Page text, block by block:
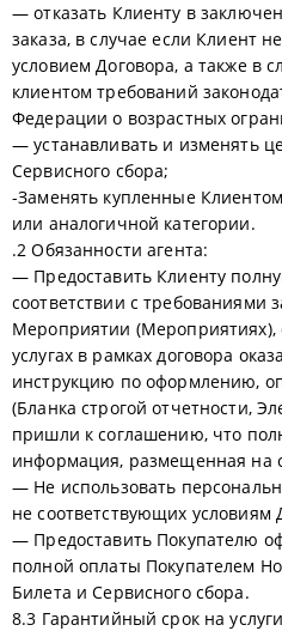
— отказать Клиенту в
заказа, в случае если Клиент
условием Договора, а также в
клиентом требований
Федерации о возрастных
— устанавливать и изменять
Сервисного сбора;
-Заменять купленные
или аналогичной категории.
.2 Обязанности агента:
— Предоставить Клиенту
соответствии с требованиями
Мероприятии (Мероприятиях),
услугах в рамках договора
инструкцию по оформлению,
(Бланка строгой отчетности,
пришли к соглашению, что
информация, размещенная на
— Не использовать
не соответствующих условиям
— Предоставить Покупателю
полной оплаты Покупателем
Билета и Сервисного сбора.
8.3 Гарантийный срок на